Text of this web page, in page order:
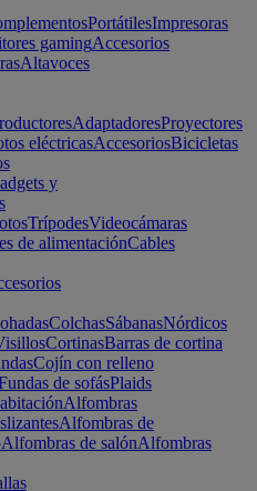
PortátilesImpresoras
gamingAccesorios
Altavoces
AdaptadoresProyectores
eléctricasAccesoriosBicicletas
y
TrípodesVideocámaras
de alimentaciónCables
ColchasSábanasNórdicos
CortinasBarras de cortina
Cojín con relleno
de sofásPlaids
Alfombras
Alfombras de
Alfombras de salónAlfombras